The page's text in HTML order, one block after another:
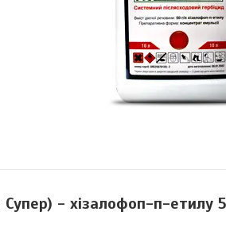
- хізалофоп-п-етилу